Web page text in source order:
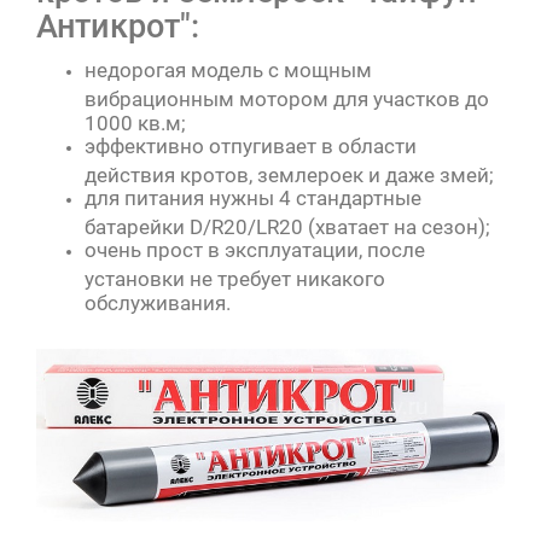
Антикрот":
недорогая модель с мощным
вибрационным мотором для участков до
1000 кв.м;
эффективно отпугивает в области
действия кротов, землероек и даже змей;
для питания нужны 4 стандартные
батарейки D/R20/LR20 (хватает на сезон);
очень прост в эксплуатации, после
установки не требует никакого
обслуживания.